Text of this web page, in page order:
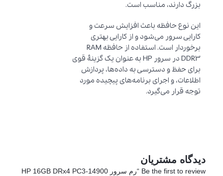
بزرگ دارند، مناسب است.
این نوع حافظه باعث افزایش سرعت و
کارایی سرور می‌شود و از کارایی بهتری
برخوردار است. استفاده از حافظه RAM
DDR3 در سرور HP به عنوان یک گزینهٔ قوی
برای حفظ و دسترسی به داده‌ها، پردازش
اطلاعات، و اجرای برنامه‌های پیچیده مورد
توجه قرار می‌گیرد.
دیدگاه مشتریان
Be the first to review “رم سرور HP 16GB DRx4 PC3-14900